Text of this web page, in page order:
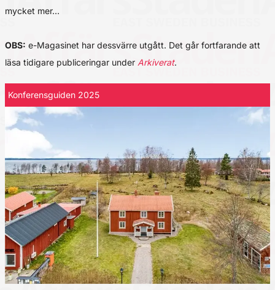
mycket mer…
OBS: e-Magasinet har dessvärre utgått. Det går fortfarande att
läsa tidigare publiceringar under Arkiverat.
Konferensguiden 2025